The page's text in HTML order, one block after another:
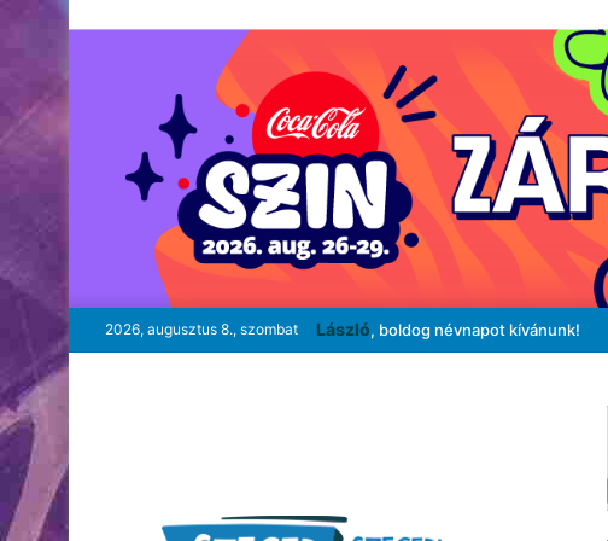
2026, augusztus 8., szombat László, boldog névnapot kívánunk!